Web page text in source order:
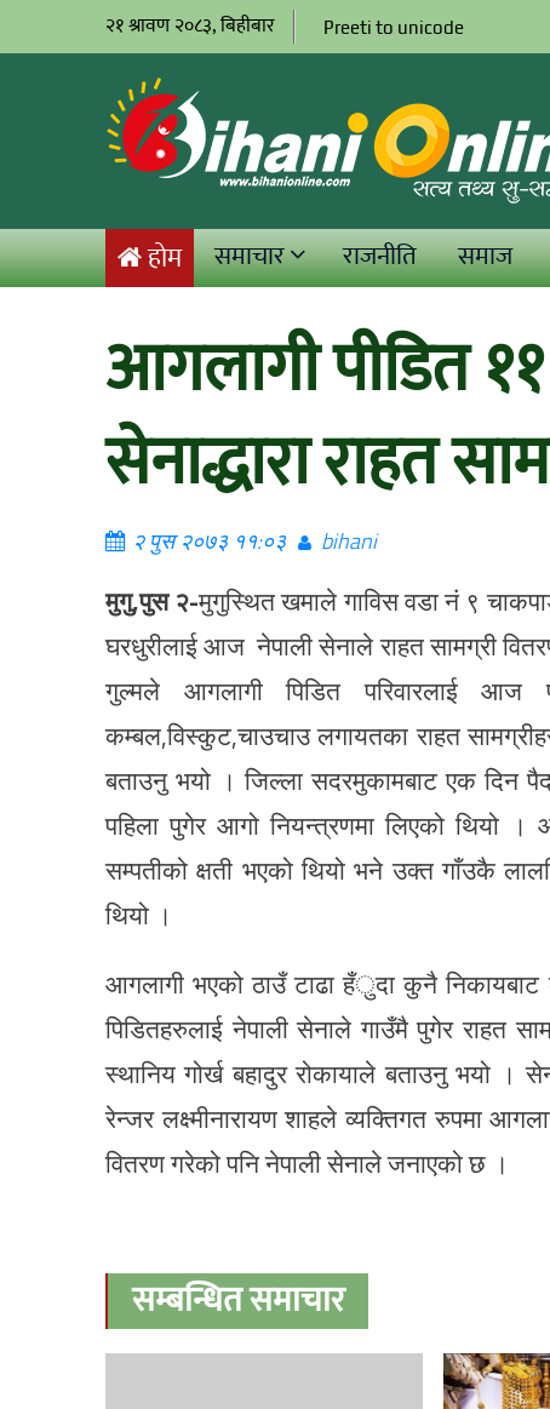
२१ श्रावण २०८३, बिहीबार Preeti to unicode
होम समाचार राजनीति समाज
आगलागी पीडित
सेनाद्धारा राहत
२ पुस २०७३ ११:०३ bihani
मुगु,पुस २-मुगुस्थित खमाले गाविस वडा नं ९
घरधुरीलाई आज नेपाली सेनाले राहत सामग्री
गुल्मले आगलागी पिडित परिवारलाई आज
कम्बल,विस्कुट,चाउचाउ लगायतका राहत
बताउनु भयो । जिल्ला सदरमुकामबाट एक दिन
पहिला पुगेर आगो नियन्त्रणमा लिएको थियो
सम्पतीको क्षती भएको थियो भने उक्त गाँउकै
थियो ।
आगलागी भएको ठाउँ टाढा हँुदा कुनै
पिडितहरुलाई नेपाली सेनाले गाउँमै पुगेर राहत
स्थानिय गोर्ख बहादुर रोकायाले बताउनु भयो ।
रेन्जर लक्ष्मीनारायण शाहले व्यक्तिगत रुपमा
वितरण गरेको पनि नेपाली सेनाले जनाएको छ ।
सम्बन्धित समाचार